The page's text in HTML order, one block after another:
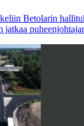
Betolarin
jatkaa